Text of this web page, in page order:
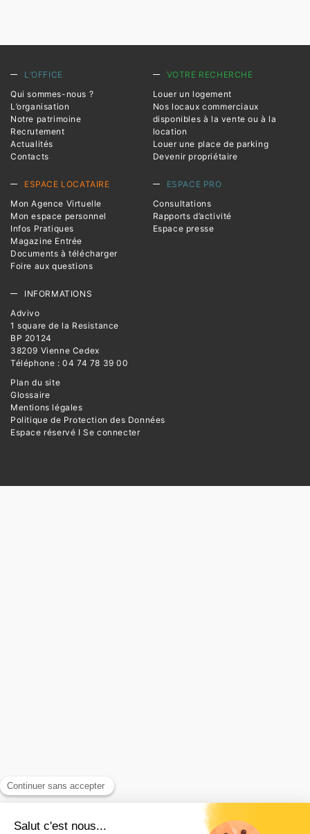
L’OFFICE
Qui sommes-nous ?
L’organisation
Notre patrimoine
Recrutement
Actualités
Contacts
VOTRE RECHERCHE
Louer un logement
Nos locaux commerciaux
disponibles à la vente ou à la
location
Louer une place de parking
Devenir propriétaire
ESPACE LOCATAIRE
Mon Agence Virtuelle
Mon espace personnel
Infos Pratiques
Magazine Entrée
Documents à télécharger
Foire aux questions
ESPACE PRO
Consultations
Rapports d’activité
Espace presse
INFORMATIONS
Advivo
1 square de la Resistance
BP 20124
38209 Vienne Cedex
Téléphone : 04 74 78 39 00
Plan du site
Glossaire
Mentions légales
Politique de Protection des Données
Espace réservé I Se connecter